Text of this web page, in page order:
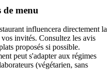
menu
influencera directement la
invités. Consultez les avis
proposés si possible.
peut s'adapter aux régimes
(végétarien, sans